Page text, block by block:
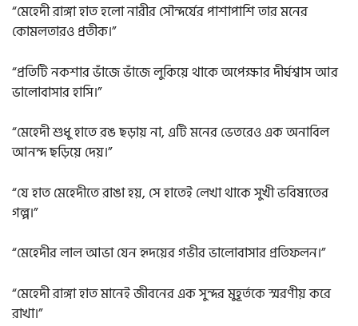
“মেহেদী রাঙ্গা হাত হলো নারীর সৌন্দর্যের পাশাপাশি তার মনের
কোমলতারও প্রতীক।”
“প্রতিটি নকশার ভাঁজে ভাঁজে লুকিয়ে থাকে অপেক্ষার দীর্ঘশ্বাস আর
ভালোবাসার হাসি।”
“মেহেদী শুধু হাতে রঙ ছড়ায় না, এটি মনের ভেতরেও এক অনাবিল
আনন্দ ছড়িয়ে দেয়।”
“যে হাত মেহেদীতে রাঙা হয়, সে হাতেই লেখা থাকে সুখী ভবিষ্যতের
গল্প।”
“মেহেদীর লাল আভা যেন হৃদয়ের গভীর ভালোবাসার প্রতিফলন।”
“মেহেদী রাঙ্গা হাত মানেই জীবনের এক সুন্দর মুহূর্তকে স্মরণীয় করে
রাখা।”